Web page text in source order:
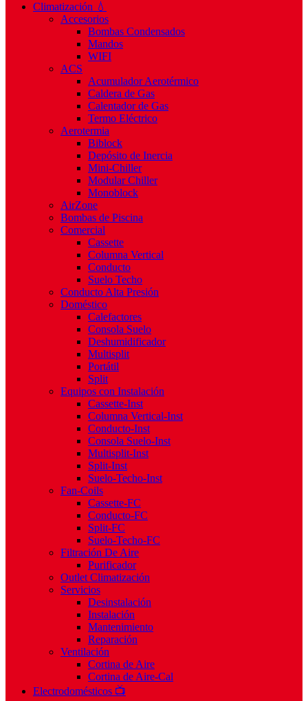
Climatización 💧
Accesorios
Bombas Condensados
Mandos
WIFI
ACS
Acumulador Aerotérmico
Caldera de Gas
Calentador de Gas
Termo Eléctrico
Aerotermia
Biblock
Depósito de Inercia
Mini-Chiller
Modular Chiller
Monoblock
AirZone
Bombas de Piscina
Comercial
Cassette
Columna Vertical
Conducto
Suelo Techo
Conducto Alta Presión
Doméstico
Calefactores
Consola Suelo
Deshumidificador
Multisplit
Portátil
Split
Equipos con Instalación
Cassette-Inst
Columna Vertical-Inst
Conducto-Inst
Consola Suelo-Inst
Multisplit-Inst
Split-Inst
Suelo-Techo-Inst
Fan-Coils
Cassette-FC
Conducto-FC
Split-FC
Suelo-Techo-FC
Filtración De Aire
Purificador
Outlet Climatización
Servicios
Desinstalación
Instalación
Mantenimiento
Reparación
Ventilación
Cortina de Aire
Cortina de Aire-Cal
Electrodomésticos 📺